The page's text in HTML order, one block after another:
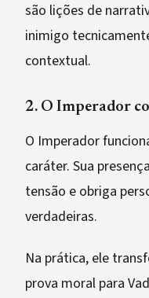
são lições de
inimigo
contextual.
2. O Imperador
O Imperador
caráter. Sua
tensão e obriga
verdadeiras.
Na prática, ele
prova moral para